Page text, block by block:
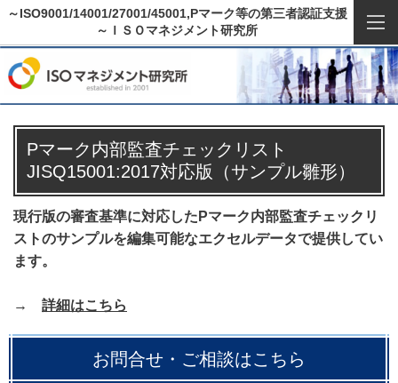
～ISO9001/14001/27001/45001,Pマーク等の第三者認証支援
～ＩＳＯマネジメント研究所
Pマーク内部監査チェックリスト
JISQ15001:2017対応版（サンプル雛形）
現行版の審査基準に対応したPマーク内部監査チェックリ
ストのサンプルを編集可能なエクセルデータで提供してい
ます。
→ 詳細はこちら
お問合せ・ご相談はこちら